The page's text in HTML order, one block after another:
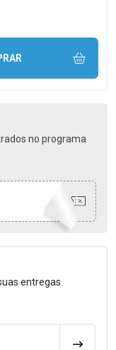
UNIDADE
no programa
entregas